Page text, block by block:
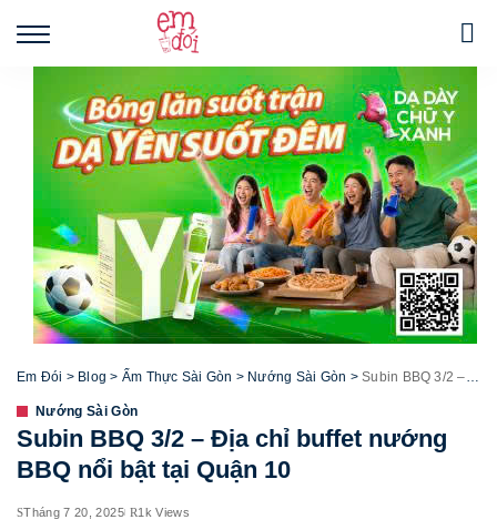
Em Đói > Blog > Ẩm Thực Sài Gòn > Nướng Sài Gòn >Subin BBQ 3/2 – Địa chỉ buffet nướng BBQ nổi bật tại Quận 10
Nướng Sài Gòn
Subin BBQ 3/2 – Địa chỉ buffet nướng
BBQ nổi bật tại Quận 10
Tháng 7 20, 2025 1k Views